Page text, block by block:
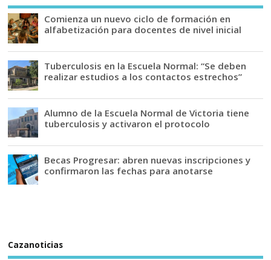
Comienza un nuevo ciclo de formación en
alfabetización para docentes de nivel inicial
Tuberculosis en la Escuela Normal: “Se deben
realizar estudios a los contactos estrechos”
Alumno de la Escuela Normal de Victoria tiene
tuberculosis y activaron el protocolo
Becas Progresar: abren nuevas inscripciones y
confirmaron las fechas para anotarse
Cazanoticias